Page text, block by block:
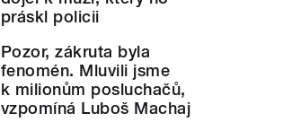
práskl policii
Pozor, zákruta byla
fenomén. Mluvili jsme
k milionům posluchačů,
vzpomíná Luboš Machaj